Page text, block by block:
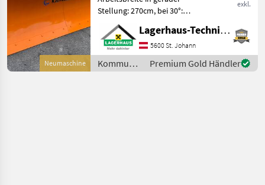
Neumaschine
exkl.
Stellung: 270cm, bei 30°:
240cm, mit Schneeblende
Gummi, lagernd und sofort
verfügbar. Wir bitten
telefonisch oder per Mail
Ihren Besuch be
Lagerhaus-Technik St. Johann
5600 St. Johann
Kommunalgeräte
/
Premium Gold Händler